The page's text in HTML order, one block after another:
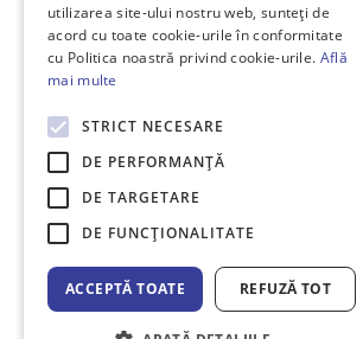
Platformă de anunțuri auto și licitații
auto online.
utilizarea site-ului nostru web, sunteți de
acord cu toate cookie-urile în conformitate
cu Politica noastră privind cookie-urile. Află
mai multe
STRICT NECESARE
DE PERFORMANȚĂ
DE TARGETARE
DE FUNCŢIONALITATE
ACCEPTĂ TOATE REFUZĂ TOT